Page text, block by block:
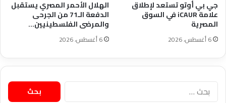
جي بي أوتو تستعد لإطلاق
علامة iCAUR في السوق
المصرية
6 أغسطس، 2026
الهلال الأحمر المصري يستقبل
الدفعة الـ71 من الجرحى
والمرضى الفلسطينيين…
6 أغسطس، 2026
البحث
عن: